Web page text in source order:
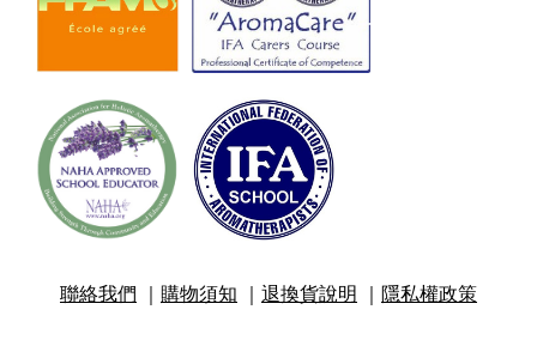
聯絡我們 ｜ 購物須知 ｜ 退換貨說明 ｜ 隱私權政策